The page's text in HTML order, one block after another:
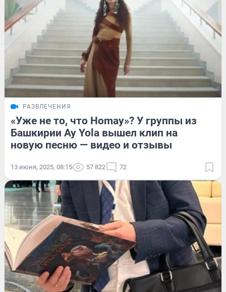
РАЗВЛЕЧЕНИЯ
«Уже не то, что Homay»? У группы из
Башкирии Ay Yola вышел клип на
новую песню — видео и отзывы
13 июня, 2025, 08:15 57 822 72